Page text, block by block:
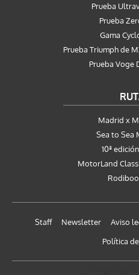
Prueba
Prueba
Gama
Prueba Triumph de
Prueba Voge
Madrid x
Sea to Sea
10ª
MotorLand
Staff Newsletter Aviso
Política